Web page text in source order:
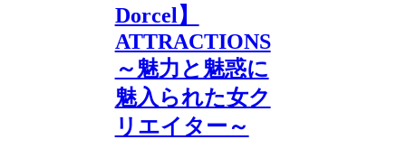
Dorcel】
ATTRACTIONS
～魅力と魅惑に
魅入られた女ク
リエイター～